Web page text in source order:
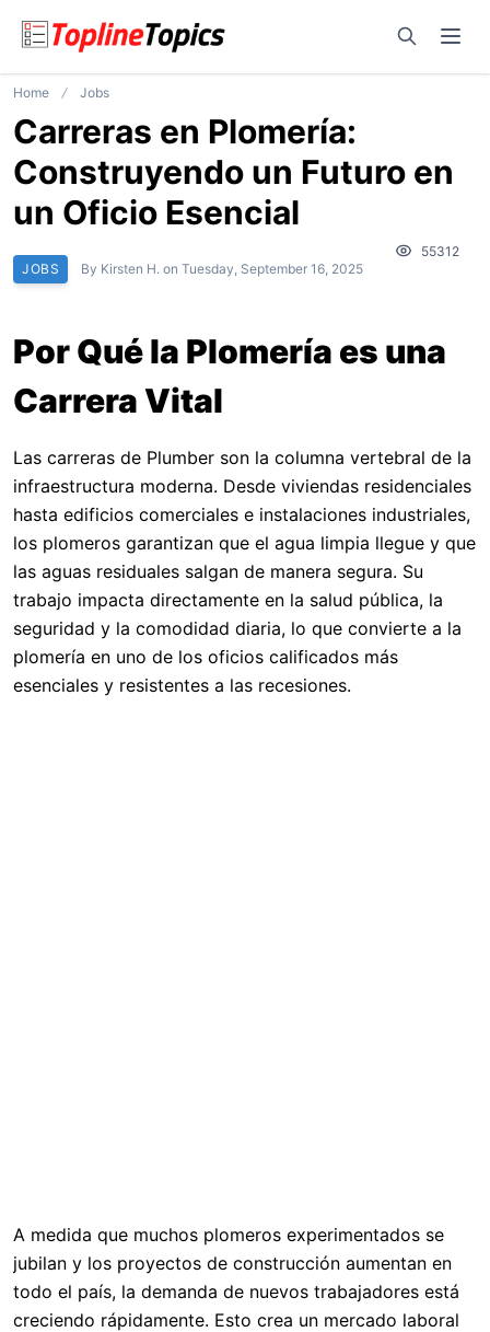
Open
Home Jobs
Carreras en Plomería:
Construyendo un Futuro en
un Oficio Esencial
JOBS By Kirsten H. on Tuesday, September 16, 2025
55312
Por Qué la Plomería es una
Carrera Vital
Las carreras de Plumber son la columna vertebral de la
infraestructura moderna. Desde viviendas residenciales
hasta edificios comerciales e instalaciones industriales,
los plomeros garantizan que el agua limpia llegue y que
las aguas residuales salgan de manera segura. Su
trabajo impacta directamente en la salud pública, la
seguridad y la comodidad diaria, lo que convierte a la
plomería en uno de los oficios calificados más
esenciales y resistentes a las recesiones.
A medida que muchos plomeros experimentados se
jubilan y los proyectos de construcción aumentan en
todo el país, la demanda de nuevos trabajadores está
creciendo rápidamente. Esto crea un mercado laboral